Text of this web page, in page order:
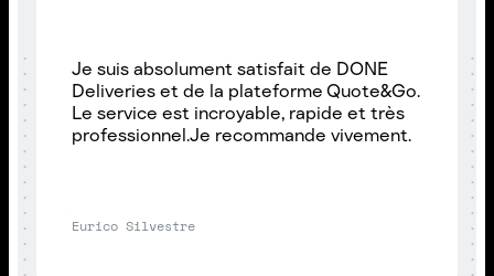
Je suis absolument satisfait de DONE
Deliveries et de la plateforme Quote&Go.
Le service est incroyable, rapide et très
professionnel.Je recommande vivement.
Eurico Silvestre